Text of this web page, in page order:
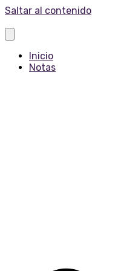
Saltar al contenido
Inicio
Notas